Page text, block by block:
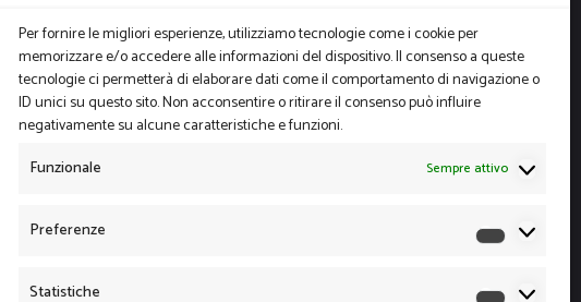
Per fornire le migliori esperienze, utilizziamo tecnologie come i cookie per
memorizzare e/o accedere alle informazioni del dispositivo. Il consenso a queste
tecnologie ci permetterà di elaborare dati come il comportamento di navigazione o
ID unici su questo sito. Non acconsentire o ritirare il consenso può influire
negativamente su alcune caratteristiche e funzioni.
Funzionale
Sempre attivo
Preferenze
Statistiche